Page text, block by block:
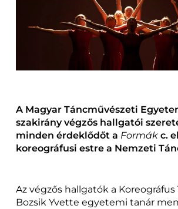
A Magyar Táncművészeti
szakirány végzős hallgatói
minden érdeklődőt a Formákc.
koreográfusi estre a Nemzeti
Az végzős hallgatók a
Bozsik Yvette egyetemi tanár